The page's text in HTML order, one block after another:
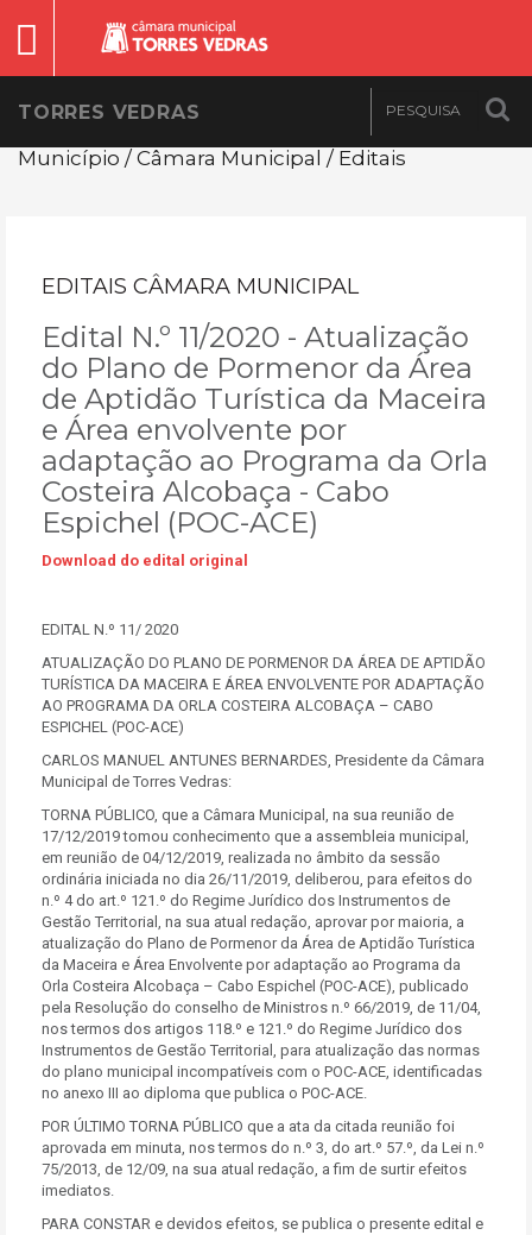
TORRES VEDRAS
Município / Câmara Municipal / Editais
EDITAIS CÂMARA MUNICIPAL
Edital N.º 11/2020 - Atualização
do Plano de Pormenor da Área
de Aptidão Turística da Maceira
e Área envolvente por
adaptação ao Programa da Orla
Costeira Alcobaça - Cabo
Espichel (POC-ACE)
Download do edital original
EDITAL N.º 11/ 2020
ATUALIZAÇÃO DO PLANO DE PORMENOR DA ÁREA DE APTIDÃO
TURÍSTICA DA MACEIRA E ÁREA ENVOLVENTE POR ADAPTAÇÃO
AO PROGRAMA DA ORLA COSTEIRA ALCOBAÇA – CABO
ESPICHEL (POC-ACE)
CARLOS MANUEL ANTUNES BERNARDES, Presidente da Câmara
Municipal de Torres Vedras:
TORNA PÚBLICO, que a Câmara Municipal, na sua reunião de
17/12/2019 tomou conhecimento que a assembleia municipal,
em reunião de 04/12/2019, realizada no âmbito da sessão
ordinária iniciada no dia 26/11/2019, deliberou, para efeitos do
n.º 4 do art.º 121.º do Regime Jurídico dos Instrumentos de
Gestão Territorial, na sua atual redação, aprovar por maioria, a
atualização do Plano de Pormenor da Área de Aptidão Turística
da Maceira e Área Envolvente por adaptação ao Programa da
Orla Costeira Alcobaça – Cabo Espichel (POC-ACE), publicado
pela Resolução do conselho de Ministros n.º 66/2019, de 11/04,
nos termos dos artigos 118.º e 121.º do Regime Jurídico dos
Instrumentos de Gestão Territorial, para atualização das normas
do plano municipal incompatíveis com o POC-ACE, identificadas
no anexo III ao diploma que publica o POC-ACE.
POR ÚLTIMO TORNA PÚBLICO que a ata da citada reunião foi
aprovada em minuta, nos termos do n.º 3, do art.º 57.º, da Lei n.º
75/2013, de 12/09, na sua atual redação, a fim de surtir efeitos
imediatos.
PARA CONSTAR e devidos efeitos, se publica o presente edital e